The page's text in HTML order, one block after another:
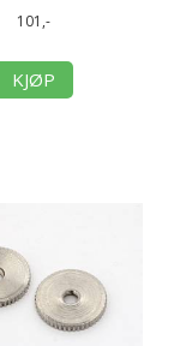
101,-
KJØP